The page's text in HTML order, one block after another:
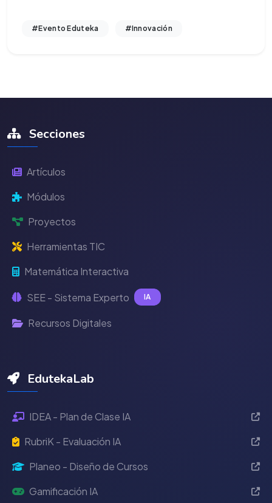
#Evento Eduteka #Innovación
Secciones
Artículos
Módulos
Proyectos
Herramientas TIC
Matemática Interactiva
SEE - Sistema Experto IA
Recursos Digitales
EdutekaLab
IDEA - Plan de Clase IA
RubriK - Evaluación IA
Planeo - Diseño de Cursos
Gamificación IA